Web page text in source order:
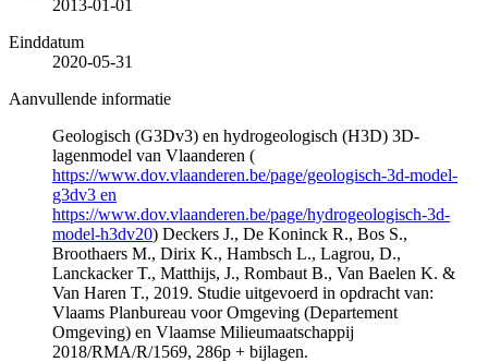
2013-01-01
Einddatum
2020-05-31
Aanvullende informatie
Geologisch (G3Dv3) en hydrogeologisch (H3D) 3D-
lagenmodel van Vlaanderen (
https://www.dov.vlaanderen.be/page/geologisch-3d-model-
g3dv3 en
https://www.dov.vlaanderen.be/page/hydrogeologisch-3d-
model-h3dv20) Deckers J., De Koninck R., Bos S.,
Broothaers M., Dirix K., Hambsch L., Lagrou, D.,
Lanckacker T., Matthijs, J., Rombaut B., Van Baelen K. &
Van Haren T., 2019. Studie uitgevoerd in opdracht van:
Vlaams Planbureau voor Omgeving (Departement
Omgeving) en Vlaamse Milieumaatschappij
2018/RMA/R/1569, 286p + bijlagen.